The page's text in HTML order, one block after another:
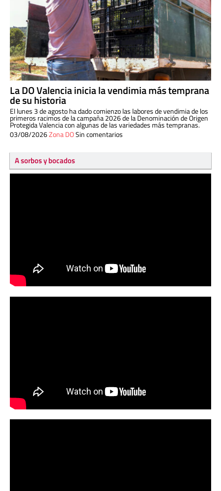
La DO Valencia inicia la vendimia más temprana
de su historia
El lunes 3 de agosto ha dado comienzo las labores de vendimia de los
primeros racimos de la campaña 2026 de la Denominación de Origen
Protegida Valencia con algunas de las variedades más tempranas.
03/08/2026Zona DOSin comentarios
A sorbos y bocados